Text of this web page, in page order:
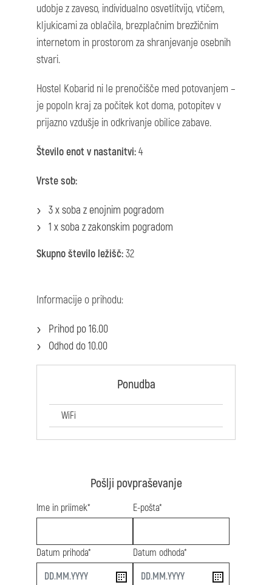
udobje z zaveso, individualno osvetlitvijo, vtičem,
kljukicami za oblačila, brezplačnim brezžičnim
internetom in prostorom za shranjevanje osebnih
stvari.
Hostel Kobarid ni le prenočišče med potovanjem –
je popoln kraj za počitek kot doma, potopitev v
prijazno vzdušje in odkrivanje obilice zabave.
Število enot v nastanitvi:4
Vrste sob:
3 x soba z enojnim pogradom
1 x soba z zakonskim pogradom
Skupno število ležišč:32
Informacije o prihodu:
Prihod po 16.00
Odhod do 10.00
Ponudba
WiFi
Pošlji povpraševanje
Ime in priimek* E-pošta*
Datum prihoda*
start
Datum odhoda*
end